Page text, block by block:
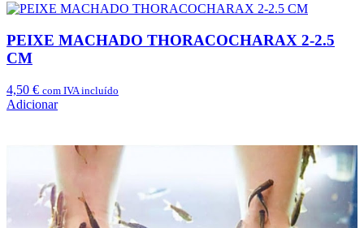
PEIXE MACHADO THORACOCHARAX 2-2.5
CM
4,50 € com IVA incluído
Adicionar